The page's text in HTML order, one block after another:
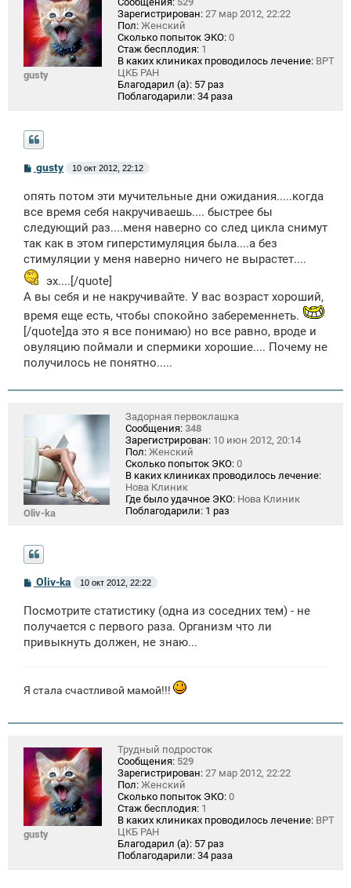
gusty
Зарегистрирован: 27 мар 2012, 22:22
Пол: Женский
Сколько попыток ЭКО: 0
Стаж бесплодия: 1
В каких клиниках проводилось лечение: ВРТ
ЦКБ РАН
Благодарил (а): 57 раз
Поблагодарили: 34 раза
С
о
б
щ
н
и
gusty 10 окт 2012, 22:12
опять потом эти мучительные дни ожидания.....когда
все время себя накручиваешь.... быстрее бы
следующий раз....меня наверно со след цикла снимут
так как в этом гиперстимуляция была....а без
стимуляции у меня наверно ничего не вырастет....
эх....[/quote]
А вы себя и не накручивайте. У вас возраст хороший,
время еще есть, чтобы спокойно забеременнеть.
[/quote]да это я все понимаю) но все равно, вроде и
овуляцию поймали и спермики хорошие.... Почему не
получилось не понятно.....
Oliv-ka
Задорная первоклашка
Сообщения: 348
Зарегистрирован: 10 июн 2012, 20:14
Пол: Женский
Сколько попыток ЭКО: 0
В каких клиниках проводилось лечение:
Нова Клиник
Где было удачное ЭКО: Нова Клиник
Поблагодарили: 1 раз
С
б
щ
н
Oliv-ka 10 окт 2012, 22:22
Посмотрите статистику (одна из соседних тем) - не
получается с первого раза. Организм что ли
привыкнуть должен, не знаю...
Я стала счастливой мамой!!!
gusty
Трудный подросток
Сообщения: 529
Зарегистрирован: 27 мар 2012, 22:22
Пол: Женский
Сколько попыток ЭКО: 0
Стаж бесплодия: 1
В каких клиниках проводилось лечение: ВРТ
ЦКБ РАН
Благодарил (а): 57 раз
Поблагодарили: 34 раза